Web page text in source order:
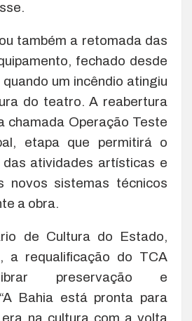
também a retomada das
fechado desde
um incêndio atingiu
do teatro. A reabertura
chamada Operação Teste
etapa que permitirá o
atividades artísticas e
novos sistemas técnicos
a obra.
de Cultura do Estado,
a requalificação do TCA
preservação e
Bahia está pronta para
na cultura com a volta